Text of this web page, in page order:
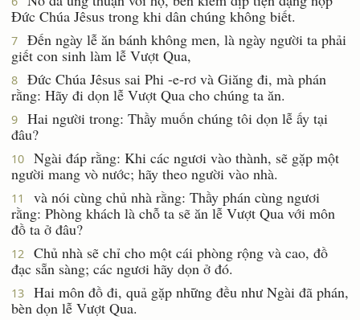
Ðức Chúa Jêsus trong khi dân chúng không biết.
7
Ðến ngày lễ ăn bánh không men, là ngày người ta phải
giết con sinh làm lễ Vượt Qua,
8
Ðức Chúa Jêsus sai Phi -e-rơ và Giăng đi, mà phán
rằng: Hãy đi dọn lễ Vượt Qua cho chúng ta ăn.
9
Hai người trong: Thầy muốn chúng tôi dọn lễ ấy tại
đâu?
10
Ngài đáp rằng: Khi các ngươi vào thành, sẽ gặp một
người mang vò nước; hãy theo người vào nhà.
11
và nói cùng chủ nhà rằng: Thầy phán cùng ngươi
rằng: Phòng khách là chỗ ta sẽ ăn lễ Vượt Qua với môn
đồ ta ở đâu?
12
Chủ nhà sẽ chỉ cho một cái phòng rộng và cao, đồ
đạc sẵn sàng; các ngươi hãy dọn ở đó.
13
Hai môn đồ đi, quả gặp những đều như Ngài đã phán,
bèn dọn lễ Vượt Qua.